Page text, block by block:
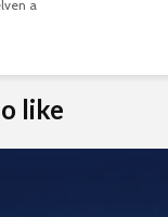
a
like